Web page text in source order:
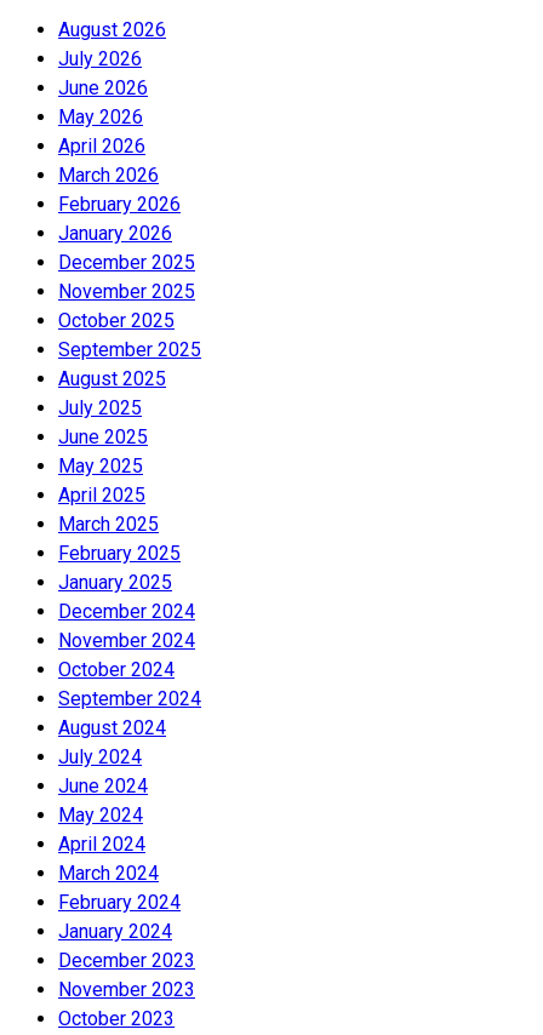
August 2026
July 2026
June 2026
May 2026
April 2026
March 2026
February 2026
January 2026
December 2025
November 2025
October 2025
September 2025
August 2025
July 2025
June 2025
May 2025
April 2025
March 2025
February 2025
January 2025
December 2024
November 2024
October 2024
September 2024
August 2024
July 2024
June 2024
May 2024
April 2024
March 2024
February 2024
January 2024
December 2023
November 2023
October 2023